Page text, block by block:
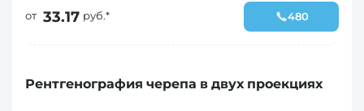
от 33.17 руб.* 480
Рентгенография черепа в двух проекциях